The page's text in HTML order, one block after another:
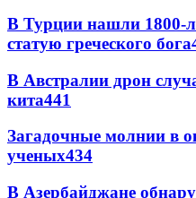
В Турции нашли
статую греческого бога
В Австралии дрон
кита441
Загадочные молнии в
ученых434
В Азербайджане